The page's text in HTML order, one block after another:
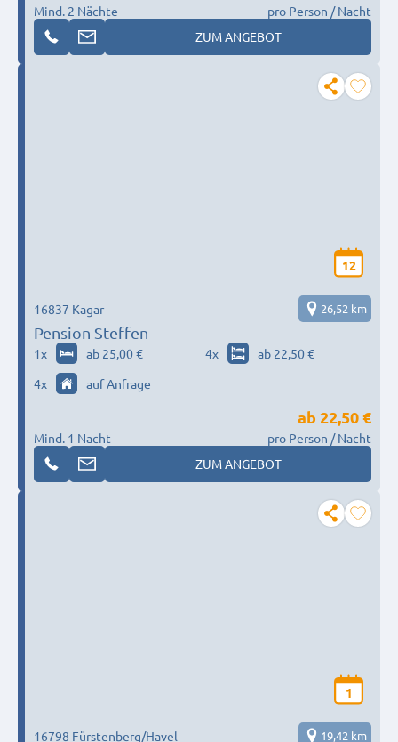
Mind. 2 Nächte
pro Person / Nacht
ZUM ANGEBOT
12
Pension Steffen
16837 Kagar 26,52 km
1x ab 25,00 € 4x
ab 22,50 €
4x auf Anfrage
Mind. 1 Nacht
ab 22,50 €
pro Person / Nacht
ZUM ANGEBOT
1
16798 Fürstenberg/Havel 19,42 km